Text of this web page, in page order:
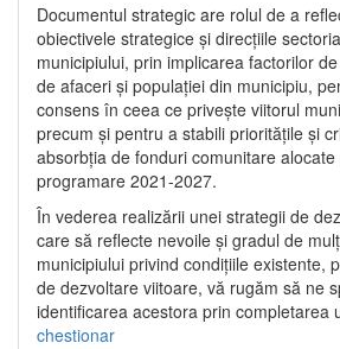
Documentul strategic are rolul de a
obiectivele strategice și direcțiile
municipiului, prin implicarea factorilor
de afaceri și populației din municipiu,
consens în ceea ce privește viitorul
precum și pentru a stabili prioritățile și
absorbția de fonduri comunitare
programare 2021-2027.
În vederea realizării unei strategii de
care să reflecte nevoile și gradul de
municipiului privind condițiile existente,
de dezvoltare viitoare, vă rugăm să ne
identificarea acestora prin completarea
chestionar